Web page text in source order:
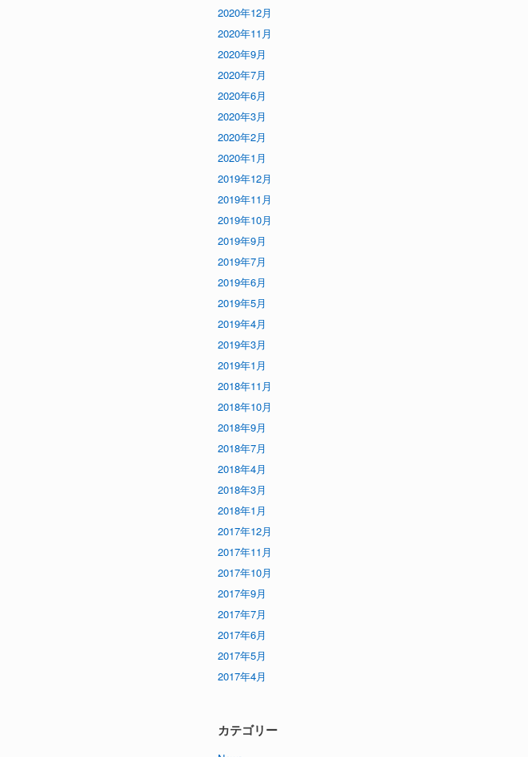
2020年12月
2020年11月
2020年9月
2020年7月
2020年6月
2020年3月
2020年2月
2020年1月
2019年12月
2019年11月
2019年10月
2019年9月
2019年7月
2019年6月
2019年5月
2019年4月
2019年3月
2019年1月
2018年11月
2018年10月
2018年9月
2018年7月
2018年4月
2018年3月
2018年1月
2017年12月
2017年11月
2017年10月
2017年9月
2017年7月
2017年6月
2017年5月
2017年4月
カテゴリー